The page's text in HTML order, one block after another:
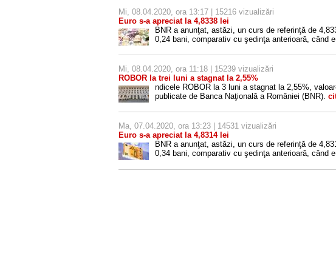
Mi, 08.04.2020, ora 13:17 | 15216 vizualizări
Euro s-a apreciat la 4,8338 lei
BNR a anunţat, astăzi, un curs de referinţă de
0,24 bani, comparativ cu şedinţa anterioară, când
Mi, 08.04.2020, ora 11:18 | 15239 vizualizări
ROBOR la trei luni a stagnat la 2,55%
ndicele ROBOR la 3 luni a stagnat la 2,55%,
publicate de Banca Naţională a României (BNR).
Ma, 07.04.2020, ora 13:23 | 14531 vizualizări
Euro s-a apreciat la 4,8314 lei
BNR a anunţat, astăzi, un curs de referinţă de
0,34 bani, comparativ cu şedinţa anterioară, când